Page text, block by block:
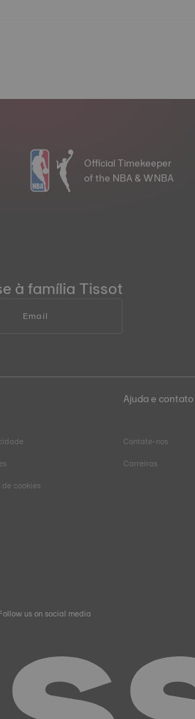
Official Timekeeper
of the NBA & WNBA
à família Tissot
Email
cookies
Ajuda e contato
Contate-nos
Carreiras
us on social media